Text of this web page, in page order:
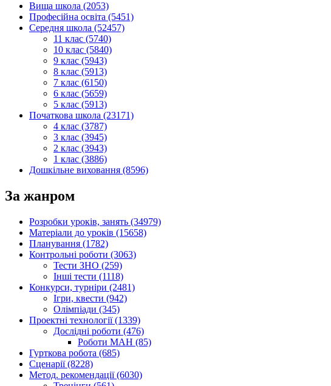
Вища школа (2053)
Професійна освіта (5451)
Середня школа (52457)
11 клас (5740)
10 клас (5840)
9 клас (5943)
8 клас (5913)
7 клас (6150)
6 клас (5659)
5 клас (5913)
Початкова школа (23171)
4 клас (3787)
3 клас (3945)
2 клас (3943)
1 клас (3886)
Дошкільне виховання (8596)
За жанром
Розробки уроків, занять (34979)
Матеріали до уроків (15658)
Планування (1782)
Контрольні роботи (3063)
Тести ЗНО (259)
Інші тести (1118)
Конкурси, турніри (2481)
Ігри, квести (942)
Олімпіади (345)
Проектні технології (1339)
Дослідні роботи (476)
Роботи МАН (85)
Гурткова робота (685)
Сценарії (8228)
Метод. рекомендації (6030)